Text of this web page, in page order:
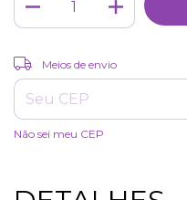
Entregas para o CEP:
Meios de envio
Não sei meu CEP